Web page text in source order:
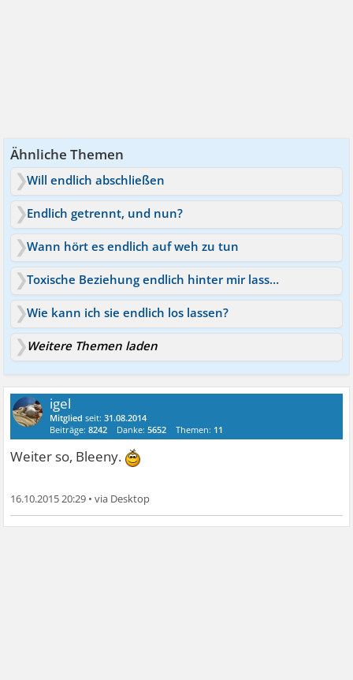
Ähnliche Themen
Will endlich abschließen
Endlich getrennt, und nun?
Wann hört es endlich auf weh zu tun
Toxische Beziehung endlich hinter mir lassen! Hilfe!
Wie kann ich sie endlich los lassen?
Weitere Themen laden
igel
Mitglied seit:31.08.2014
Beiträge:8242 Danke:5652 Themen: 11
Weiter so, Bleeny.
16.10.2015 20:29 •